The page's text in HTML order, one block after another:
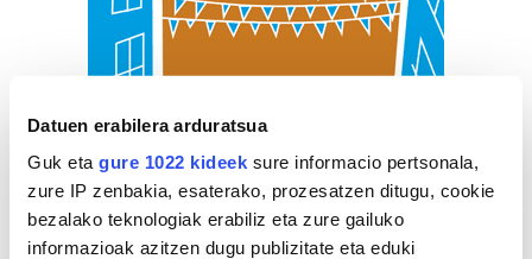
Datuen erabilera arduratsua
Guk eta gure 1022 kideek sure informacio pertsonala,
zure IP zenbakia, esaterako, prozesatzen ditugu, cookie
bezalako teknologiak erabiliz eta zure gailuko
informazioak azitzen dugu publizitate eta eduki